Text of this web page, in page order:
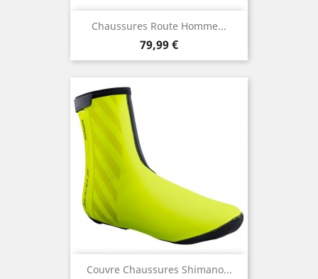
Chaussures Route Homme...
Prix
79,99 €
Couvre Chaussures Shimano...